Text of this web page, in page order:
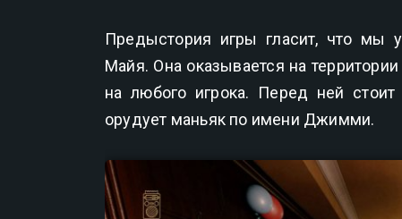
Предыстория игры гласит, что мы
Майя. Она оказывается на
на любого игрока. Перед ней
орудует маньяк по имени Джимми.